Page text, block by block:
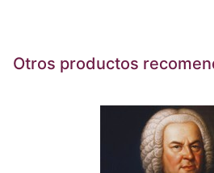
Otros productos